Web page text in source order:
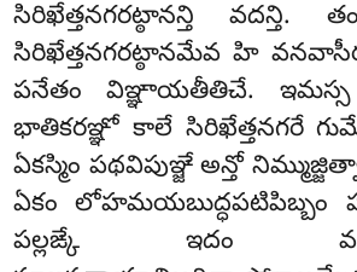
సిరిఖేత్తనగరట్ఠానన్తి వదన్తి.
సిరిఖేత్తనగరట్ఠానమేవ హి
పనేతం విఞ్ఞాయతీతిచే. ఇమస్స
భాతికరఞ్ఞో కాలే సిరిఖేత్తనగరే
ఏకస్మిం పథవిపుఞ్జే అన్తో
ఏకం లోహమయబుద్ధపటిపిబ్బం
పల్లఙ్కే ఇదం